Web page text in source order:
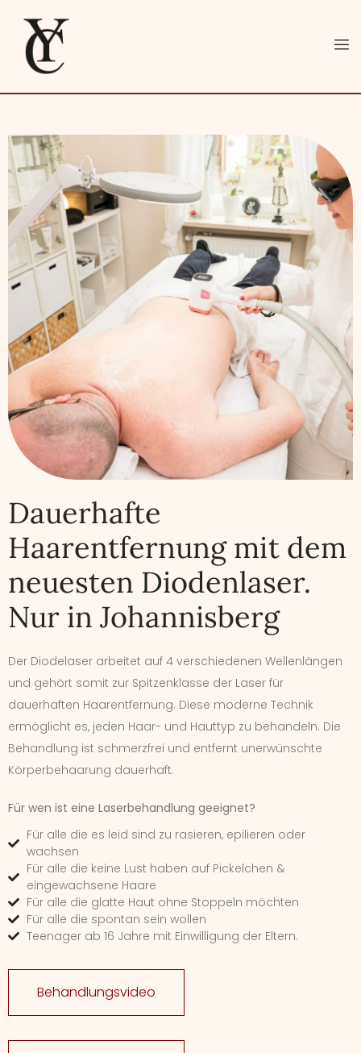
Dauerhafte
Haarentfernung mit dem
neuesten Diodenlaser.
Nur in Johannisberg
Der Diodelaser arbeitet auf 4 verschiedenen Wellenlängen
und gehört somit zur Spitzenklasse der Laser für
dauerhaften Haarentfernung. Diese moderne Technik
ermöglicht es, jeden Haar- und Hauttyp zu behandeln. Die
Behandlung ist schmerzfrei und entfernt unerwünschte
Körperbehaarung dauerhaft.
Für wen ist eine Laserbehandlung geeignet?
Für alle die es leid sind zu rasieren, epilieren oder
wachsen
Für alle die keine Lust haben auf Pickelchen &
eingewachsene Haare
Für alle die glatte Haut ohne Stoppeln möchten
Für alle die spontan sein wollen
Teenager ab 16 Jahre mit Einwilligung der Eltern.
Behandlungsvideo